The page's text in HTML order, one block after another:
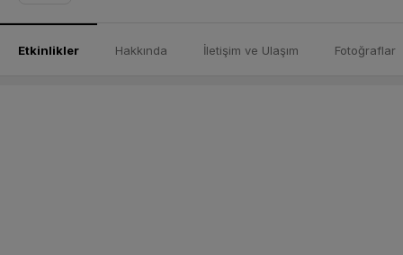
Etkinlikler Hakkında İletişim ve Ulaşım Fotoğraflar